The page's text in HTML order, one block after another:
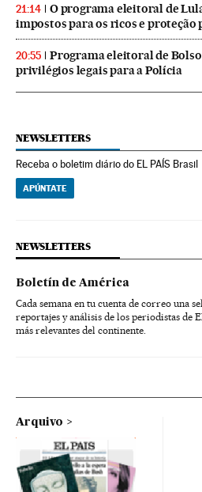
21:14
O programa eleitoral de
impostos para os ricos e proteção
20:55
Programa eleitoral de
privilégios legais para a Polícia
NEWSLETTERS
Receba o boletim diário do EL PAÍS Brasil
APÚNTATE
NEWSLETTERS
Boletín de América
Cada semana en tu cuenta de correo una
reportajes y análisis de los periodistas de
más relevantes del continente.
Arquivo